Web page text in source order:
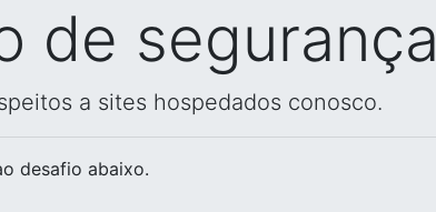
de segurança
a sites hospedados conosco.
desafio abaixo.